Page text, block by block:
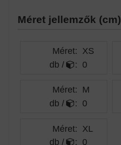
Méret jellemzők (cm)
Méret: XS
db /
: 0
Méret: M
db /
: 0
Méret: XL
db /
: 0